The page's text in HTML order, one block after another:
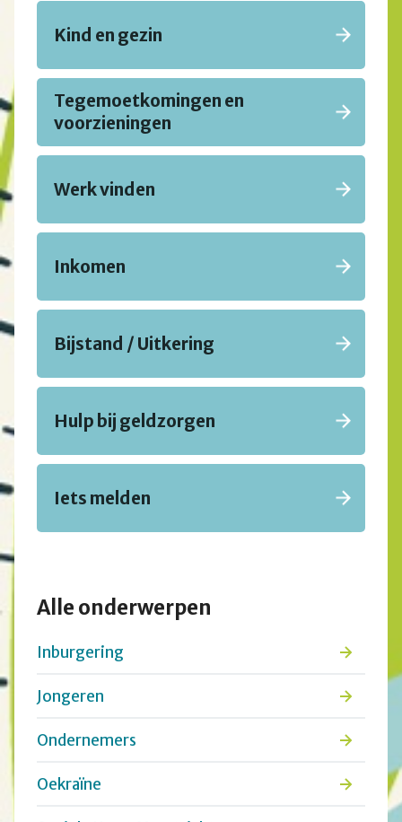
Kind en gezin
Tegemoetkomingen en
voorzieningen
Werk vinden
Inkomen
Bijstand / Uitkering
Hulp bij geldzorgen
Iets melden
Alle onderwerpen
Inburgering
Jongeren
Ondernemers
Oekraïne